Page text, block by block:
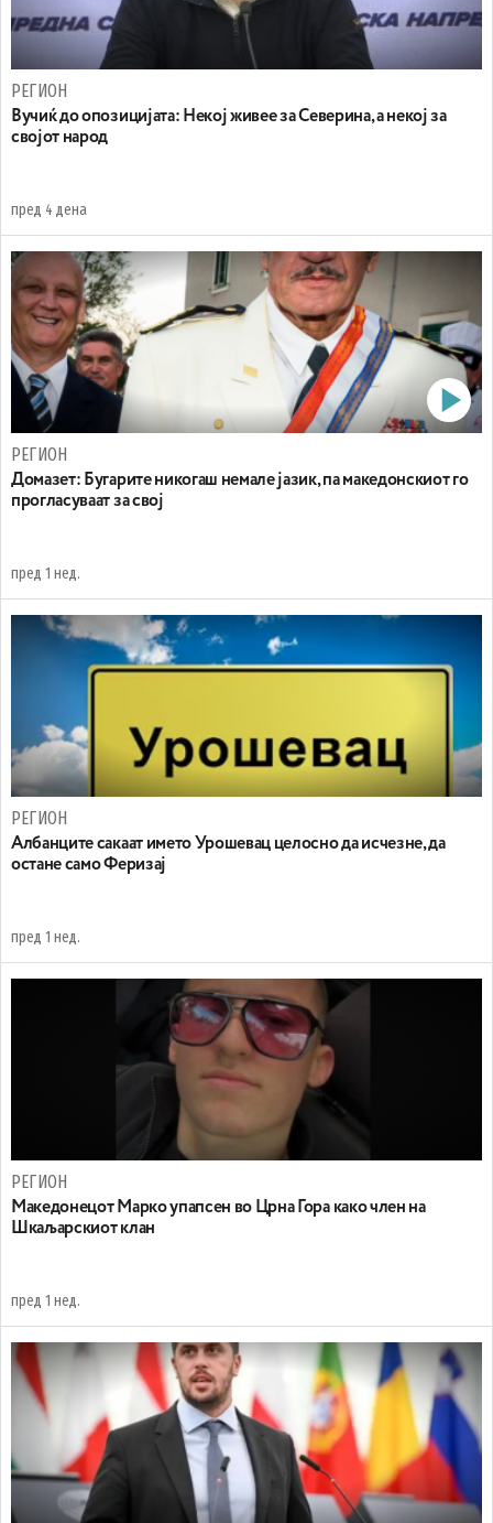
РЕГИОН
Вучиќ до опозицијата: Некој живее за Северина, а некој за
својот народ
пред 4 дена
РЕГИОН
Домазет: Бугарите никогаш немале јазик, па македонскиот го
прогласуваат за свој
пред 1 нед.
РЕГИОН
Aлбанците сакаат името Урошевац целосно да исчезне, да
остане само Феризај
пред 1 нед.
РЕГИОН
Maкедонецот Марко упапсен во Црна Гора како член на
Шкаљарскиот клан
пред 1 нед.